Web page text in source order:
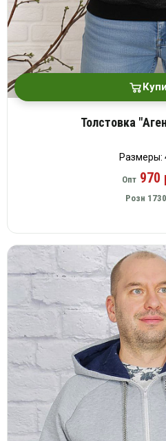
Толстовка
Размеры:
Опт970
Розн 1730